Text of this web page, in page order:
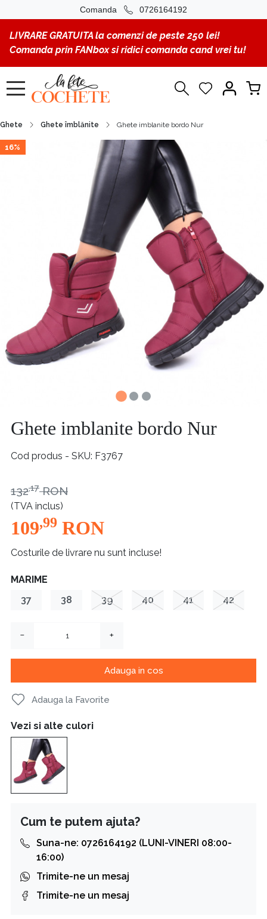
Comanda 0726164192
LIVRARE GRATUITA la comenzi de peste 250 lei!
Comanda prin FANbox si ridici comanda cand vrei tu!
Ghete Ghete îmblănite Ghete imblanite bordo Nur
16%
Ghete imblanite bordo Nur
Cod produs - SKU F3767
109,99 RON
(TVA inclus)
132,17 RON
Costurile de livrare nu sunt incluse!
MARIME
37
38 39 40 41 42
− +
Adauga in cos
Adauga la Favorite
Vezi si alte culori
Cum te putem ajuta?
Suna-ne: 0726164192 (LUNI-VINERI 08:00-
16:00)
Trimite-ne un mesaj
Trimite-ne un mesaj